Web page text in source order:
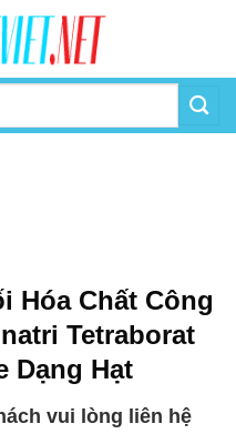
Hóa Chất Công
Tetraborat
Dạng Hạt
vui lòng liên hệ